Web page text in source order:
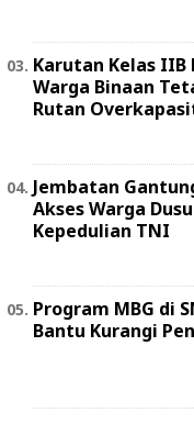
Karutan Kelas IIB
Warga Binaan
Rutan
Jembatan
Akses Warga
Kepedulian TNI
Program MBG di
Bantu Kurangi